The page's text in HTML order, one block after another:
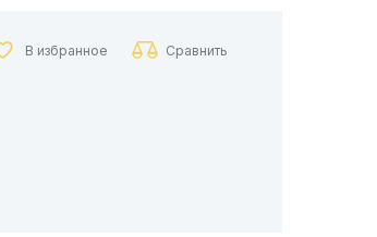
В избранное Сравнить